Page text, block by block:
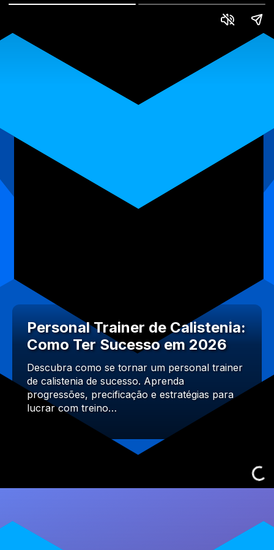
Personal Trainer de Calistenia:
Como Ter Sucesso em 2026
Descubra como se tornar um personal trainer
de calistenia de sucesso. Aprenda
progressões, precificação e estratégias para
lucrar com treino…